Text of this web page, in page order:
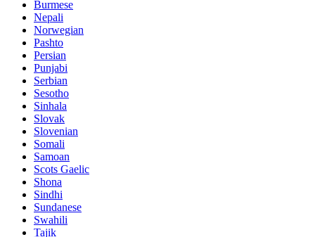
Burmese
Nepali
Norwegian
Pashto
Persian
Punjabi
Serbian
Sesotho
Sinhala
Slovak
Slovenian
Somali
Samoan
Scots Gaelic
Shona
Sindhi
Sundanese
Swahili
Tajik